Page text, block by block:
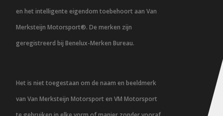
en het intelligente eigendom toebehoort aan Van
Merksteijn Motorsport®. De merken zijn
geregistreerd bij Benelux-Merken Bureau.
Het is niet toegestaan om de naam en beeldmerk
van Van Merksteijn Motorsport en VM Motorsport